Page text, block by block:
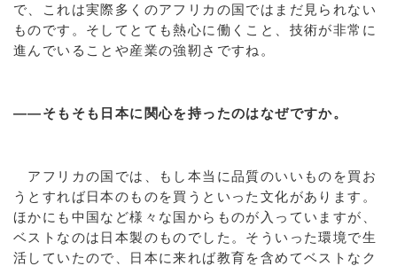
で、これは実際多くのアフリカの国ではまだ見られない
ものです。そしてとても熱心に働くこと、技術が非常に
進んでいることや産業の強靭さですね。
――そもそも日本に関心を持ったのはなぜですか。
アフリカの国では、もし本当に品質のいいものを買お
うとすれば日本のものを買うといった文化があります。
ほかにも中国など様々な国からものが入っていますが、
ベストなのは日本製のものでした。そういった環境で生
活していたので、日本に来れば教育を含めてベストなク